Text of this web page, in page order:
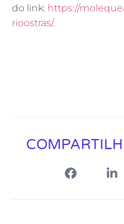
do link: https://
rioostras/.